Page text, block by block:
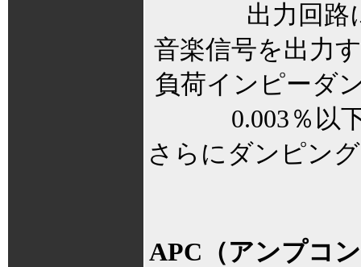
出力回路
音楽信号を出力
負荷インピーダ
0.003％以
さらにダンピン
APC（アンプコ